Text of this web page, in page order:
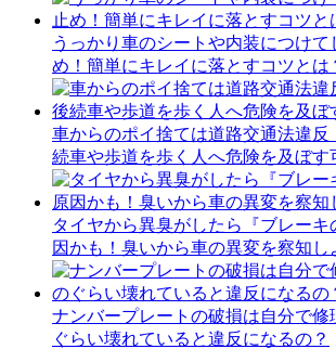
うっかり車のシートや内装につけて
め！簡単にキレイに落とすコツとは
車からのポイ捨ては道路交通法違反
続車や歩道を歩く人へ危険を及ぼす
タイヤから異臭がしたら『ブレー
因かも！臭いから車の異変を察知し
ナンバープレートの破損は自分で
ぐらい壊れていると違反になるの？